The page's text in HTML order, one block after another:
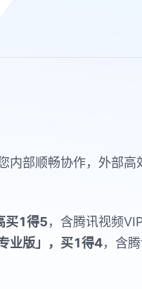
内部顺畅协作，外部高
买1得5，含腾讯视频
业版」，买1得4，含